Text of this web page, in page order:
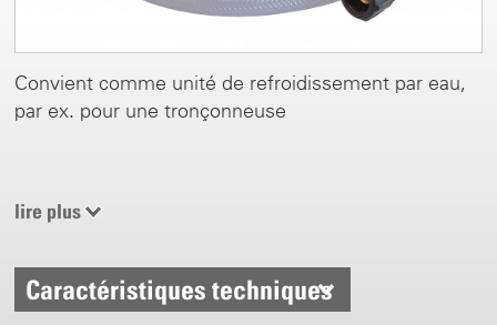
Convient comme unité de refroidissement par eau,
par ex. pour une tronçonneuse
lire plus
Caractéristiques techniques